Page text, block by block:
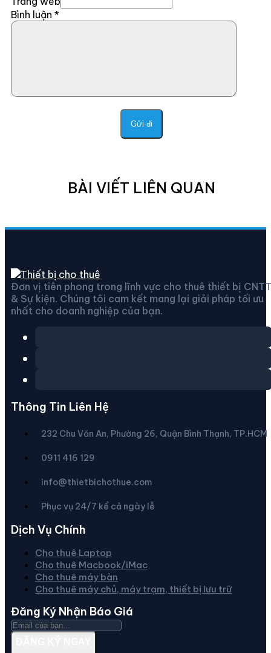
Bình luận *
BÀI VIẾT LIÊN QUAN
Đơn vị tiên phong trong lĩnh vực cho thuê thiết bị CNTT
& Sự kiện. Chúng tôi cam kết mang lại giải pháp tối ưu
nhất cho doanh nghiệp của bạn.
Thông Tin Liên Hệ
232 Chu Văn An, Phường 26, Quận Bình Thạnh, TP.HCM
0911 416 129
info@thietbichothue.com
Phục vụ 24/7 kể cả ngày lễ
Dịch Vụ Chính
Cho thuê Laptop
Cho thuê Macbook/iMac
Cho thuê máy bàn
Cho thuê máy chủ, máy trạm, thiết bị lưu trữ
Đăng Ký Nhận Báo Giá